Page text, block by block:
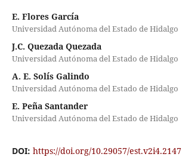
E. Flores García
Universidad Autónoma del Estado de Hidalgo
J.C. Quezada Quezada
Universidad Autónoma del Estado de Hidalgo
A. E. Solís Galindo
Universidad Autónoma del Estado de Hidalgo
E. Peña Santander
Universidad Autónoma del Estado de Hidalgo
DOI: https://doi.org/10.29057/est.v2i4.2147